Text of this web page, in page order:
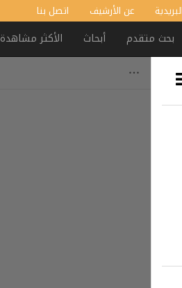
عن الأرشيف اتصل بنا
بحث متقدم أبحاث الأكثر مشاهدة